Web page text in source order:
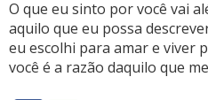
O que eu sinto por você vai
aquilo que eu possa
eu escolhi para amar e viver
você é a razão daquilo que